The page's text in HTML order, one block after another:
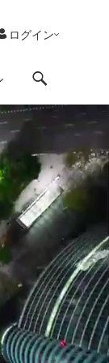
ログイン